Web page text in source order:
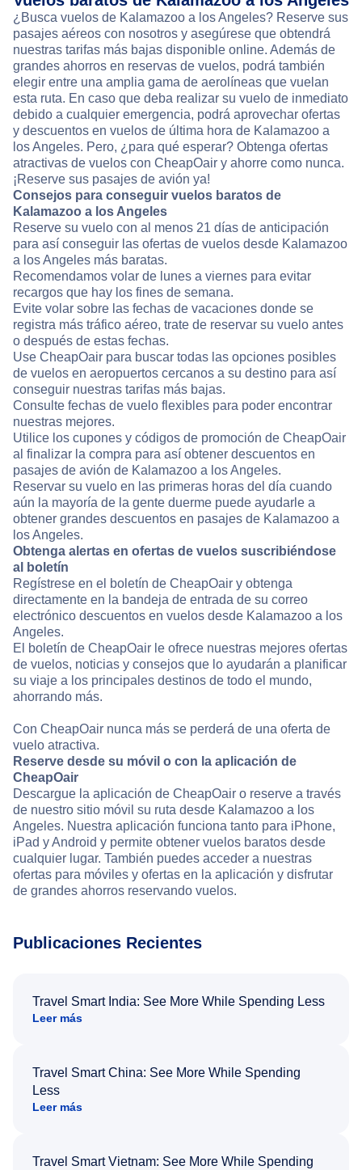
¿Busca vuelos de Kalamazoo a los Angeles? Reserve sus
pasajes aéreos con nosotros y asegúrese que obtendrá
nuestras tarifas más bajas disponible online. Además de
grandes ahorros en reservas de vuelos, podrá también
elegir entre una amplia gama de aerolíneas que vuelan
esta ruta. En caso que deba realizar su vuelo de inmediato
debido a cualquier emergencia, podrá aprovechar ofertas
y descuentos en vuelos de última hora de Kalamazoo a
los Angeles. Pero, ¿para qué esperar? Obtenga ofertas
atractivas de vuelos con CheapOair y ahorre como nunca.
¡Reserve sus pasajes de avión ya!
Consejos para conseguir vuelos baratos de
Kalamazoo a los Angeles
Reserve su vuelo con al menos 21 días de anticipación
para así conseguir las ofertas de vuelos desde Kalamazoo
a los Angeles más baratas.
Recomendamos volar de lunes a viernes para evitar
recargos que hay los fines de semana.
Evite volar sobre las fechas de vacaciones donde se
registra más tráfico aéreo, trate de reservar su vuelo antes
o después de estas fechas.
Use CheapOair para buscar todas las opciones posibles
de vuelos en aeropuertos cercanos a su destino para así
conseguir nuestras tarifas más bajas.
Consulte fechas de vuelo flexibles para poder encontrar
nuestras mejores.
Utilice los cupones y códigos de promoción de CheapOair
al finalizar la compra para así obtener descuentos en
pasajes de avión de Kalamazoo a los Angeles.
Reservar su vuelo en las primeras horas del día cuando
aún la mayoría de la gente duerme puede ayudarle a
obtener grandes descuentos en pasajes de Kalamazoo a
los Angeles.
Obtenga alertas en ofertas de vuelos suscribiéndose
al boletín
Regístrese en el boletín de CheapOair y obtenga
directamente en la bandeja de entrada de su correo
electrónico descuentos en vuelos desde Kalamazoo a los
Angeles.
El boletín de CheapOair le ofrece nuestras mejores ofertas
de vuelos, noticias y consejos que lo ayudarán a planificar
su viaje a los principales destinos de todo el mundo,
ahorrando más.
Con CheapOair nunca más se perderá de una oferta de
vuelo atractiva.
Reserve desde su móvil o con la aplicación de
CheapOair
Descargue la aplicación de CheapOair o reserve a través
de nuestro sitio móvil su ruta desde Kalamazoo a los
Angeles. Nuestra aplicación funciona tanto para iPhone,
iPad y Android y permite obtener vuelos baratos desde
cualquier lugar. También puedes acceder a nuestras
ofertas para móviles y ofertas en la aplicación y disfrutar
de grandes ahorros reservando vuelos.
Publicaciones Recientes
Travel Smart India: See More While Spending Less
Leer más
Travel Smart China: See More While Spending
Less
Leer más
Travel Smart Vietnam: See More While Spending